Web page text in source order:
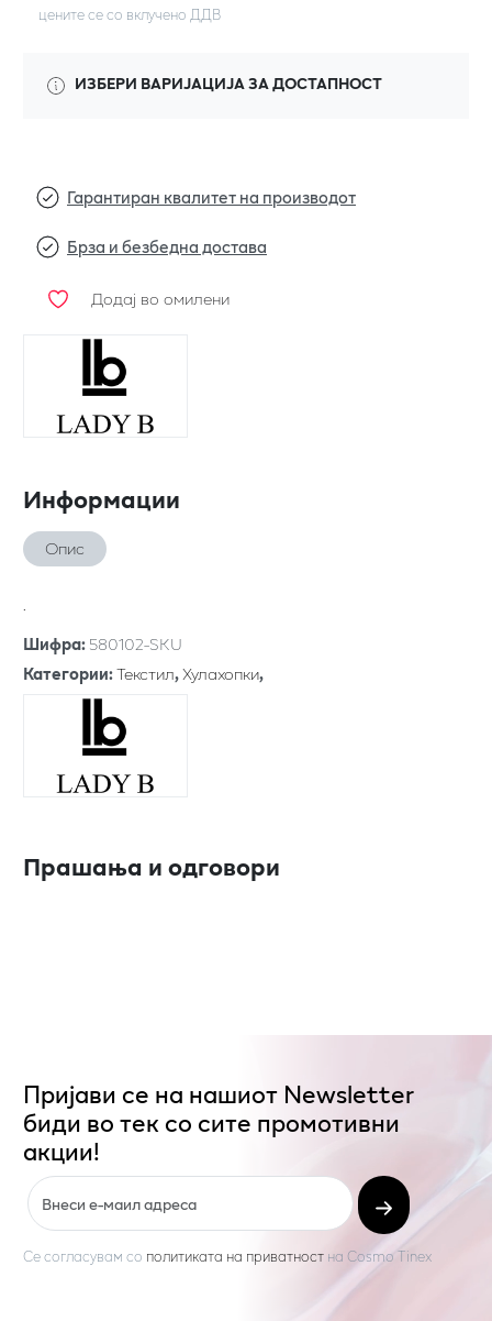
цените се со вклучено ДДВ
ИЗБЕРИ ВАРИЈАЦИЈА ЗА ДОСТАПНОСТ
Гарантиран квалитет на производот
Брза и безбедна достава
Додај во омилени
Информации
Опис
.
Шифра:580102-SKU
Категории:Текстил,Хулахопки,
Прашања и одговори
Пријави се на нашиот Newsletter
биди во тек со сите промотивни
акции!
Се согласувам со политиката на приватност на Cosmo Tinex